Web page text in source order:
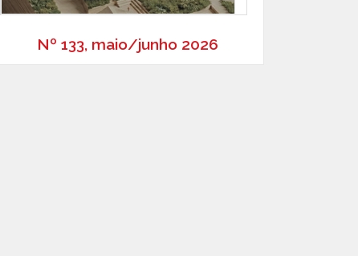
Nº 133, maio/junho 2026